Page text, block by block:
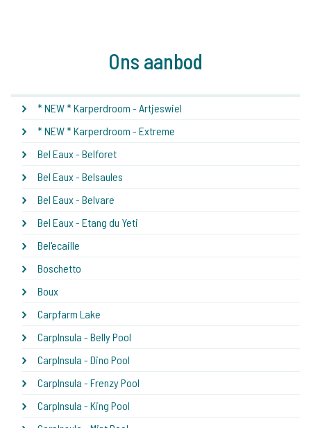
Ons aanbod
* NEW * Karperdroom - Artjeswiel
* NEW * Karperdroom - Extreme
Bel Eaux - Belforet
Bel Eaux - Belsaules
Bel Eaux - Belvare
Bel Eaux - Etang du Yeti
Bel'ecaille
Boschetto
Boux
Carpfarm Lake
CarpInsula - Belly Pool
CarpInsula - Dino Pool
CarpInsula - Frenzy Pool
CarpInsula - King Pool